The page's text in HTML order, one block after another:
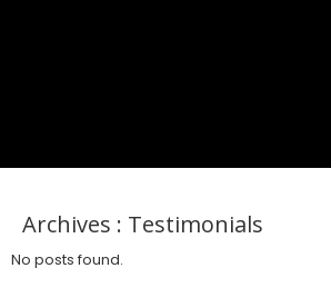
Archives : Testimonials
No posts found.